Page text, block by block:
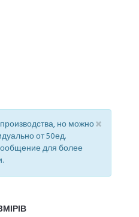
×
но можно
от 50ед.
для более